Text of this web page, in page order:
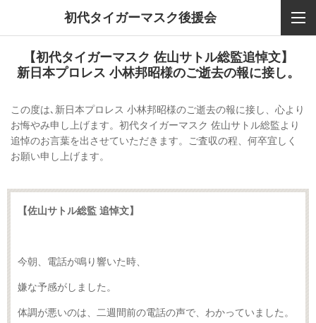
初代タイガーマスク後援会
【初代タイガーマスク 佐山サトル総監追悼文】
新日本プロレス 小林邦昭様のご逝去の報に接し。
この度は､新日本プロレス 小林邦昭様のご逝去の報に接し、心より
お悔やみ申し上げます。初代タイガーマスク 佐山サトル総監より
追悼のお言葉を出させていただきます。ご査収の程、何卒宜しく
お願い申し上げます。
【佐山サトル総監 追悼文】
今朝、電話が鳴り響いた時、
嫌な予感がしました。
体調が悪いのは、二週間前の電話の声で、わかっていました。